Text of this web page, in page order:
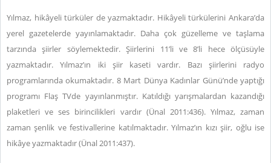
Yılmaz, hikâyeli türküler de yazmaktadır. Hikâyeli türkülerini Ankara’da
yerel gazetelerde yayınlamaktadır. Daha çok güzelleme ve taşlama
tarzında şiirler söylemektedir. Şiirlerini 11’li ve 8’li hece ölçüsüyle
yazmaktadır. Yılmaz’ın iki şiir kaseti vardır. Bazı şiirlerini radyo
programlarında okumaktadır. 8 Mart Dünya Kadınlar Günü’nde yaptığı
programı Flaş TVde yayınlanmıştır. Katıldığı yarışmalardan kazandığı
plaketleri ve ses birincilikleri vardır (Ünal 2011:436). Yılmaz, zaman
zaman şenlik ve festivallerine katılmaktadır. Yılmaz’ın kızı şiir, oğlu ise
hikâye yazmaktadır (Ünal 2011:437).